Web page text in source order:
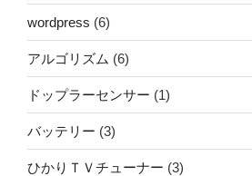
wordpress (6)
アルゴリズム (6)
ドップラーセンサー (1)
バッテリー (3)
ひかりＴＶチューナー (3)